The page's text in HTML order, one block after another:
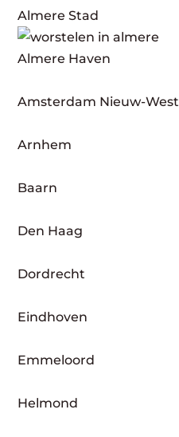
Almere Stad
Almere Haven
Amsterdam Nieuw-West
Arnhem
Baarn
Den Haag
Dordrecht
Eindhoven
Emmeloord
Helmond